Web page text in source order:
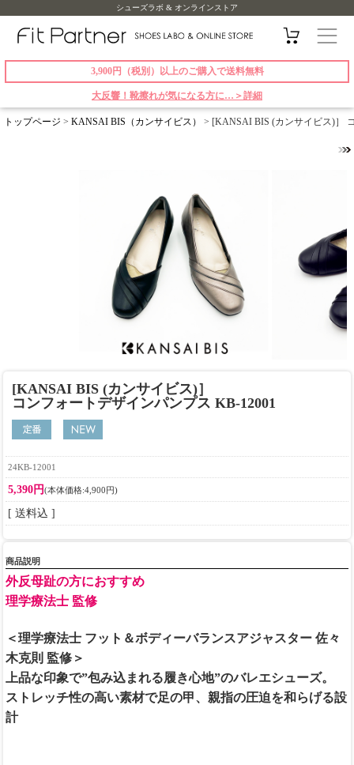
シューズラボ & オンラインストア
3,900円（税別）以上のご購入で送料無料
大反響！靴擦れが気になる方に…＞詳細
トップページ > KANSAI BIS（カンサイビス） > [KANSAI BIS (カンサイビス)］
[KANSAI BIS (カンサイビス)］
コンフォートデザインパンプス KB-12001
24KB-12001
5,390円(本体価格:4,900円)
[ 送料込 ]
商品説明
外反母趾の方におすすめ
理学療法士 監修
＜理学療法士 フット＆ボディーバランスアジャスター 佐々
木克則 監修＞
上品な印象で”包み込まれる履き心地”のバレエシューズ。
ストレッチ性の高い素材で足の甲、親指の圧迫を和らげる設
計